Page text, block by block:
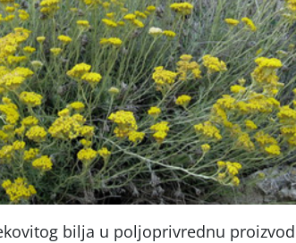
bilja u poljoprivrednu